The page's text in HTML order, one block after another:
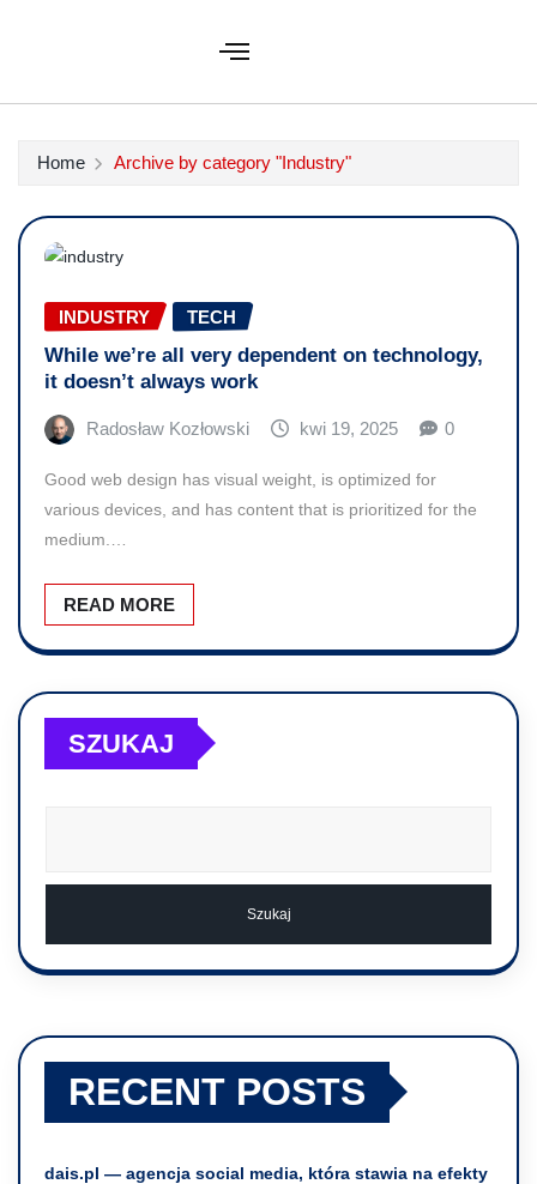
Home Archive by category "Industry"
INDUSTRY TECH
While we’re all very dependent on technology,
it doesn’t always work
Radosław Kozłowski kwi 19, 2025 0
Good web design has visual weight, is optimized for
various devices, and has content that is prioritized for the
medium.…
READ MORE
SZUKAJ
Szukaj
RECENT POSTS
dais.pl — agencja social media, która stawia na efekty